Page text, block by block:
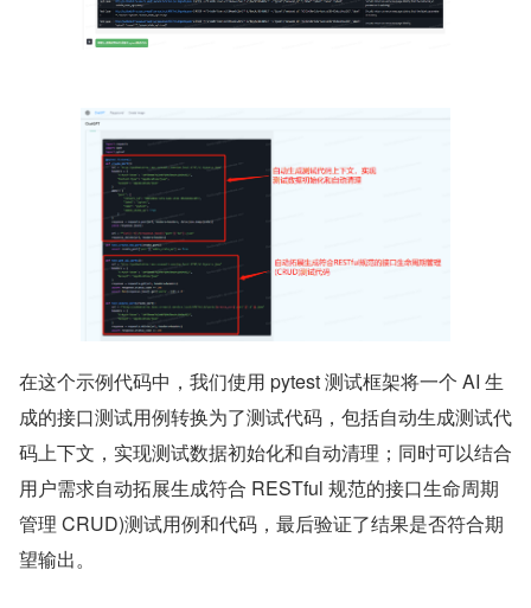
在这个示例代码中，我们使用 pytest 测试框架将一个 AI 生
成的接口测试用例转换为了测试代码，包括自动生成测试代
码上下文，实现测试数据初始化和自动清理；同时可以结合
用户需求自动拓展生成符合 RESTful 规范的接口生命周期
管理 CRUD)测试用例和代码，最后验证了结果是否符合期
望输出。